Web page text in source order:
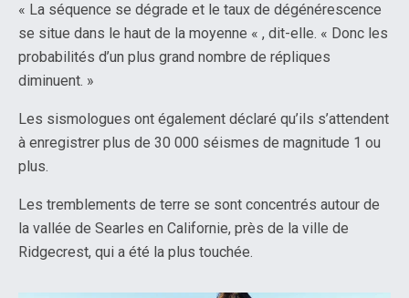
« La séquence se dégrade et le taux de dégénérescence
se situe dans le haut de la moyenne « , dit-elle. « Donc les
probabilités d’un plus grand nombre de répliques
diminuent. »
Les sismologues ont également déclaré qu’ils s’attendent
à enregistrer plus de 30 000 séismes de magnitude 1 ou
plus.
Les tremblements de terre se sont concentrés autour de
la vallée de Searles en Californie, près de la ville de
Ridgecrest, qui a été la plus touchée.